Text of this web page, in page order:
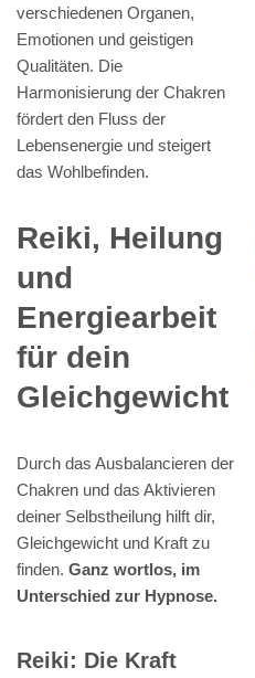
verschiedenen Organen,
Emotionen und geistigen
Qualitäten. Die
Harmonisierung der Chakren
fördert den Fluss der
Lebensenergie und steigert
das Wohlbefinden.
Reiki, Heilung
und
Energiearbeit
für dein
Gleichgewicht
Durch das Ausbalancieren der
Chakren und das Aktivieren
deiner Selbstheilung hilft dir,
Gleichgewicht und Kraft zu
finden. Ganz wortlos, im
Unterschied zur Hypnose.
Reiki: Die Kraft